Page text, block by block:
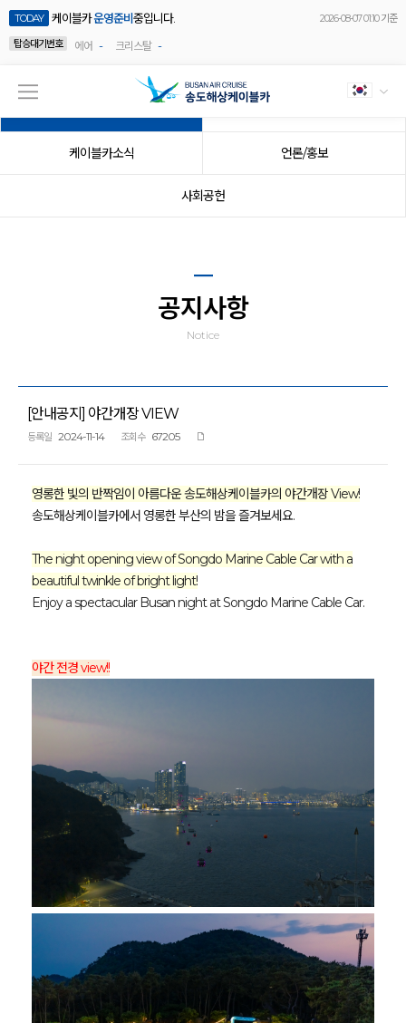
TODAY 케이블카운영준비 중입니다.
2026-08-07 01:10 기준
탑승대기번호
에어 - 크리스탈 -
케이블카소식 언론/홍보
사회공헌
공지사항
Notice
[안내공지] 야간개장 VIEW
등록일 2024-11-14 조회수 67205
영롱한 빛의 반짝임이 아름다운 송도해상케이블카의 야간개장 View!
송도해상케이블카에서 영롱한 부산의 밤을 즐겨보세요.
The night opening view of Songdo Marine Cable Car with a
beautiful twinkle of bright light!
Enjoy a spectacular Busan night at Songdo Marine Cable Car.
야간 전경 view!!